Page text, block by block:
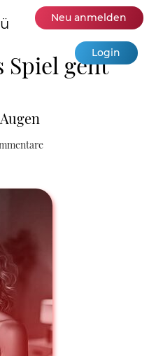
Neu anmelden
Login
Spiel geht